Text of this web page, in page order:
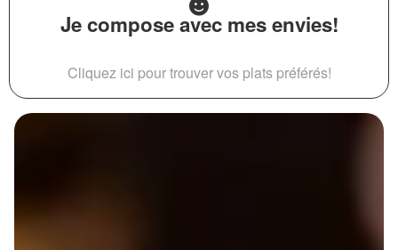
Je compose avec mes envies!
Cliquez ici pour trouver vos plats préférés!